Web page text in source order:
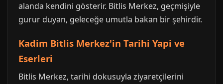
alanda kendini gösterir. Bitlis Merkez, geçmişiyle
gurur duyan, geleceğe umutla bakan bir şehirdir.
Kadim Bitlis Merkez'in Tarihi Yapi ve
Eserleri
Bitlis Merkez, tarihi dokusuyla ziyaretçilerini